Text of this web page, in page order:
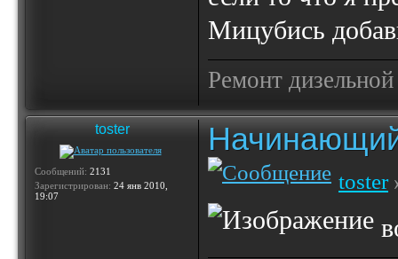
Мицубись
Ремонт
toster
Сообщений: 2131
Зарегистрирован: 24 янв 2010,
19:07
toster